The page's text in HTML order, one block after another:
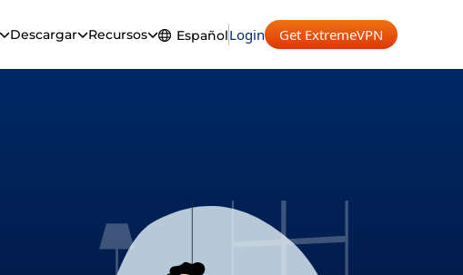
Descargar Recursos
EspañolLogin Get ExtremeVPN